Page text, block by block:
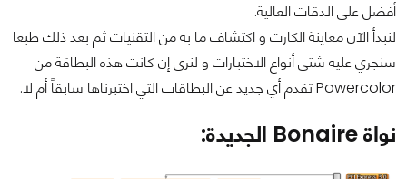
أفضل على الدقات العالية.
لنبدأ الآن معاينة الكارت و اكتشاف ما به من التقنيات ثم بعد ذلك طبعا
سنجري عليه شتى أنواع الاختبارات و لنرى إن كانت هذه البطاقة من
Powercolor تقدم أي جديد عن البطاقات التي اختبرناها سابقاً أم لا.
نواة Bonaire الجديدة: